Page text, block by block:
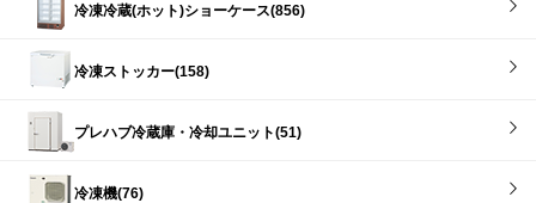
冷凍冷蔵(ホット)ショーケース(856)
冷凍ストッカー(158)
プレハブ冷蔵庫・冷却ユニット(51)
冷凍機(76)